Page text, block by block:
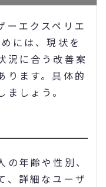
ーエクスペリエ
には、現状を
況に合う改善案
ります。具体的
しょう。
年齢や性別、
、詳細なユーザ